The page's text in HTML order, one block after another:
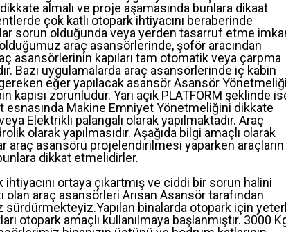
almalı ve proje aşamasında bunlara dikaat
çok katlı otopark ihtiyacını beraberinde
sorun olduğunda veya yerden tasarruf etme
araç asansörlerinde, şoför aracından
asansörlerinin kapıları tam otomatik veya çarpma
Bazı uygulamalarda araç asansörlerinde iç kabin
eğer yapılacak asansör Asansör
kapısı zorunludur. Yarı açık PLATFORM şeklinde
esnasında Makine Emniyet Yönetmeliğini dikkate
Elektrikli palangalı olarak yapılmaktadır. Araç
olarak yapılmasıdır. Aşağıda bilgi amaçlı olarak
araç asansörü projelendirilmesi yaparken araçların
dikkat etmelidirler.
ortaya çıkartmış ve ciddi bir sorun halini
olan araç asansörleri Arısan Asansör tarafından
binalarda otopark için
otopark amaçlı kullanılmaya başlanmıştır. 3000